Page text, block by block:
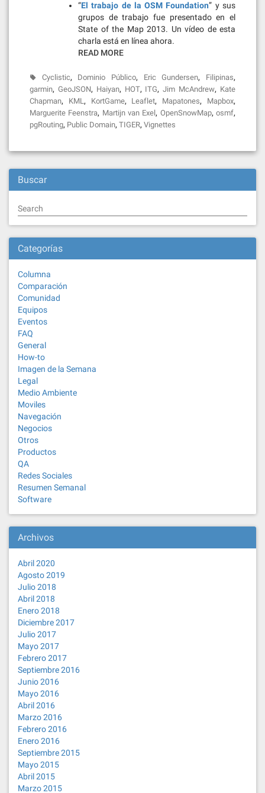
“El trabajo de la OSM Foundation” y sus
grupos de trabajo fue presentado en el
State of the Map 2013. Un vídeo de esta
charla está en línea ahora.
READ MORE
Cyclistic, Dominio Público, Eric Gundersen, Filipinas,
garmin, GeoJSON, Haiyan, HOT, ITG,Jim McAndrew, Kate
Chapman, KML, KortGame, Leaflet, Mapatones, Mapbox,
Marguerite Feenstra, Martijn van Exel, OpenSnowMap,osmf,
pgRouting, Public Domain, TIGER, Vignettes
Buscar
Search
Categorías
Columna
Comparación
Comunidad
Equipos
Eventos
FAQ
General
How-to
Imagen de la Semana
Legal
Medio Ambiente
Moviles
Navegación
Negocios
Otros
Productos
QA
Redes Sociales
Resumen Semanal
Software
Archivos
Abril 2020
Agosto 2019
Julio 2018
Abril 2018
Enero 2018
Diciembre 2017
Julio 2017
Mayo 2017
Febrero 2017
Septiembre 2016
Junio 2016
Mayo 2016
Abril 2016
Marzo 2016
Febrero 2016
Enero 2016
Septiembre 2015
Mayo 2015
Abril 2015
Marzo 2015